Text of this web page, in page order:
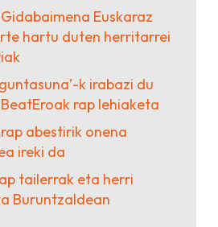
Euskaraz
hartu duten herritarrei
k irabazi du
rap lehiaketa
abestirik onena
ireki da
tailerrak eta herri
Buruntzaldean